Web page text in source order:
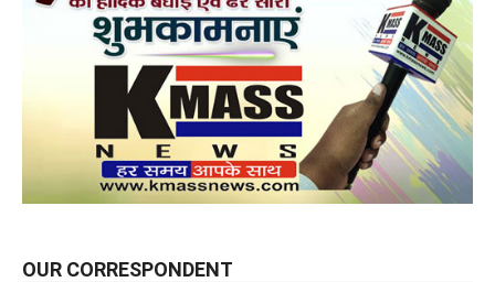
OUR CORRESPONDENT